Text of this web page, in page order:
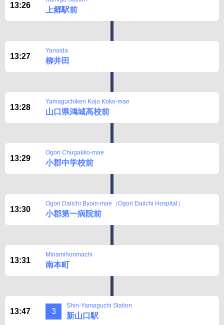
13:26
上郷駅前
13:27
Yanaida
柳井田
13:28
Yamaguchiken Kojo Koko-mae
山口県鴻城高校前
13:29
Ogori Chugakko-mae
小郡中学校前
13:30
Ogori Daiichi Byoin-mae（Ogori Daiichi Hospital）
小郡第一病院前
13:31
Minamihonmachi
南本町
13:47 3
Shin-Yamaguchi Station
新山口駅